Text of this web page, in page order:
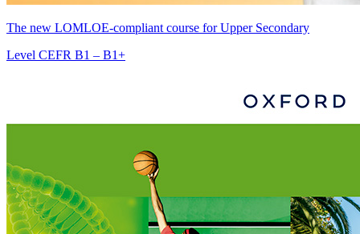
The new LOMLOE-compliant course for Upper Secondary
Level CEFR B1 – B1+